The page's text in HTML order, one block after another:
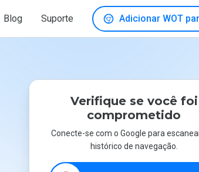
Blog Suporte Adicionar WOT
Verifique se você foi
comprometido
Conecte-se com o Google para
histórico de navegação.